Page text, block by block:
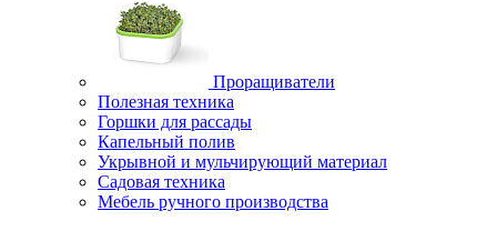
Проращиватели
Полезная техника
Горшки для рассады
Капельный полив
Укрывной и мульчирующий материал
Садовая техника
Мебель ручного производства